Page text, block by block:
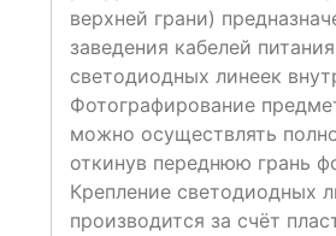
верхней грани)
заведения кабелей питания
светодиодных линеек
Фотографирование
можно осуществлять
откинув переднюю грань
Крепление светодиодных
производится за счёт